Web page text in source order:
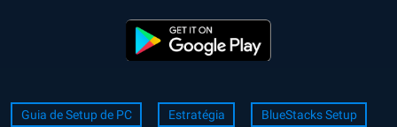
Guia de Setup de PC Estratégia BlueStacks Setup